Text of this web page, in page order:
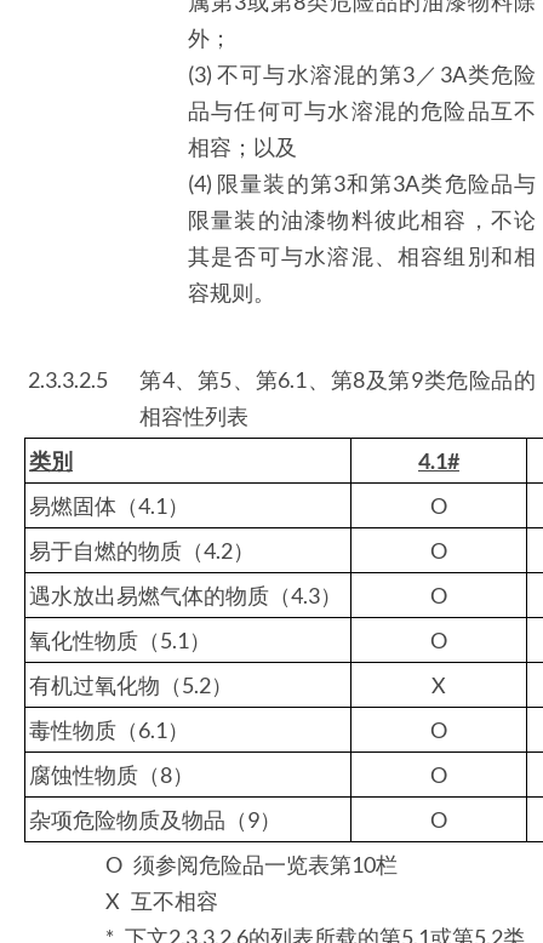
外；
(3) 不可与水溶混的第3／3A类危险
品与任何可与水溶混的危险品互不
相容；以及
(4) 限量装的第3和第3A类危险品与
限量装的油漆物料彼此相容，不论
其是否可与水溶混、相容组別和相
容规则。
2.3.3.2.5
第4、第5、第6.1、第8及第9类危险品的
相容性列表
类別
4.1#
易燃固体（4.1）
O
易于自燃的物质（4.2）
O
遇水放出易燃气体的物质（4.3）
O
氧化性物质（5.1）
O
有机过氧化物（5.2）
X
毒性物质（6.1）
O
腐蚀性物质（8）
O
杂项危险物质及物品（9）
O
O 须参阅危险品一览表第10栏
X 互不相容
* 下文2.3.3.2.6的列表所载的第5.1或第5.2类